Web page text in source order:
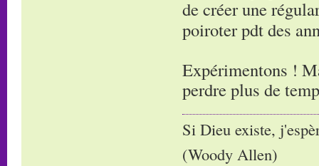
de créer une
poiroter pdt des
Expérimentons !
perdre plus de
Si Dieu existe,
(Woody Allen)